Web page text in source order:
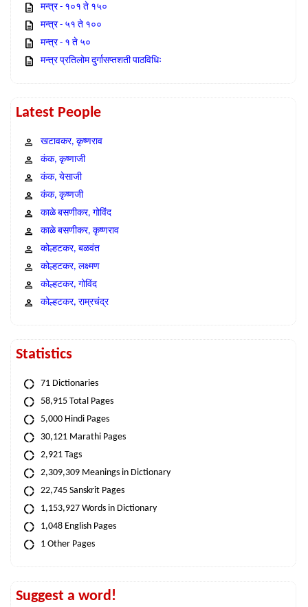
मन्त्र - १०१ ते १५०
मन्त्र - ५१ ते १००
मन्त्र - १ ते ५०
मन्त्र प्रतिलोम दुर्गासप्तशती पाठविधिः
Latest People
खटावकर, कृष्णराव
कंक, कृष्णाजी
कंक, येसाजी
कंक, कृष्णजी
काळे बसणीकर, गोविंद
काळे बसणीकर, कृष्णराव
कोल्हटकर, बळवंत
कोल्हटकर, लक्ष्मण
कोल्हटकर, गोविंद
कोल्हटकर, राम्रचंद्र
Statistics
71 Dictionaries
58,915 Total Pages
5,000 Hindi Pages
30,121 Marathi Pages
2,921 Tags
2,309,309 Meanings in Dictionary
22,745 Sanskrit Pages
1,153,927 Words in Dictionary
1,048 English Pages
1 Other Pages
Suggest a word!